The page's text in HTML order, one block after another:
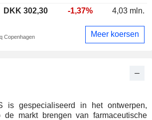
is gespecialiseerd in het ontwerpen,
de markt brengen van farmaceutische
DKK 302,30 -1,37% 4,03 mln.
Copenhagen Meer koersen